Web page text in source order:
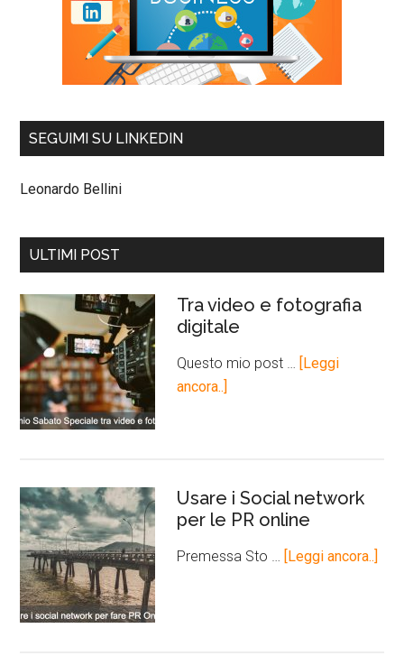
SEGUIMI SU LINKEDIN
Leonardo Bellini
ULTIMI POST
Tra video e fotografia
digitale
Questo mio post …
[Leggi
ancora..]
Usare i Social network
per le PR online
Premessa Sto … [Leggi ancora..]